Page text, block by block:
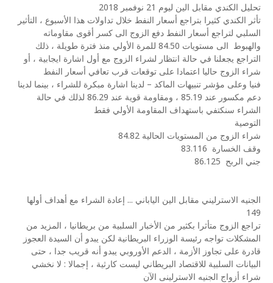
تحليل الكندي مقابل الين ليوم 21 نوفمبر 2018
تأثر الكندي كثيرا بتراجع أسعار النفط خلال تداولات هذا الأسبوع ، التأثير
السلبي لتراجع أسعار النفط دفع الزوج الى كسر أقوى مقاوماته
والهبوط
الى مستويات 84.50 للمرة الأولي منذ فترة طويلة ، ذلك
التراجع يجعلنا في حالة انتظار لشراء الزوج مع أول اشارة ايجابية ، أو
شراء الزوج حاليا اعتمادا على توقعات قرب تعافي أسعار النفط
فنيا وعلى مؤشر تنبيهات الماكد – لدينا اشارة مبكرة للشراء ، بينما لدينا
دعم مكسور عند 85.19 ، ومقاومة قوية عند 86.29 لذلك في حالة
الشراء سنكتفي باستهداف المقاومة الأولي فقط
التوصية
شراء الزوج من المستويات الحالية 84.82
وقف الخسارة 83.116
جني الربح 86.125
الجنيه الاسترليني مقابل الين الياباني ... إعادة الشراء مع أهداف أولها
149
تراجع الزوج متأثرا بكثير من الأخبار السلبية من بريطانيا ، المزيد من
المشكلات تواجه رئيسة الوزراء البريطانية لكن يبدو أن السيدة العجوز
قادرة على تجاوز الأزمة ، الدعم الأوروبي يبدو أنه قريب جدا ، حتى
البيانات السلبية للاقتصاد البريطاني ليست كارثية ، إجمالا : لا نخشي
شراء أزواج الجنيه الاسترلينى الآن